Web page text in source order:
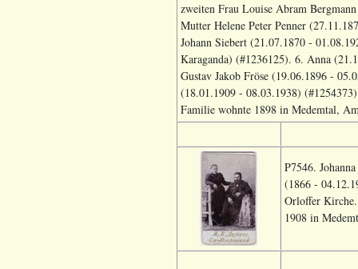
zweiten Frau Louise Abram
Mutter Helene Peter Penner
Johann Siebert (21.07.1870 -
Karaganda) (#1236125). 6. Anna
Gustav Jakob Fröse (19.06.1896 -
(18.01.1909 - 08.03.1938)
Familie wohnte 1898 in Medemtal,
P7546.
(1866 -
Orloffer
1908 in